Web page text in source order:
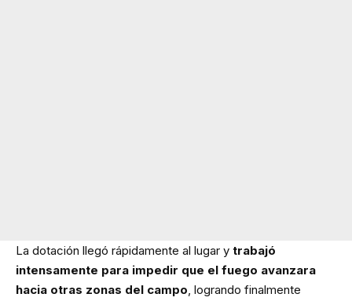
La dotación llegó rápidamente al lugar y trabajó
intensamente para impedir que el fuego avanzara
hacia otras zonas del campo, logrando finalmente